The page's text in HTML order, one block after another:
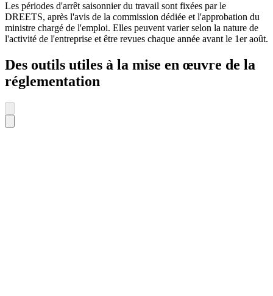
Les périodes d'arrêt saisonnier du travail sont fixées par le
DREETS, après l'avis de la commission dédiée et l'approbation du
ministre chargé de l'emploi. Elles peuvent varier selon la nature de
l'activité de l'entreprise et être revues chaque année avant le 1er août.
Des outils utiles à la mise en œuvre de la
réglementation